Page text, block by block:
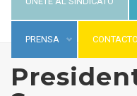
PRENSA CONTACTO